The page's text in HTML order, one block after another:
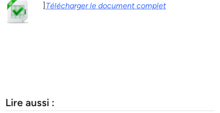
] Télécharger le document complet
Lire aussi :